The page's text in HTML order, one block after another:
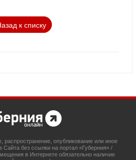
к списку
распространение, опубликование или иное
Сайта без ссылки на портал «Губерния» /
в Интернете обязательно наличие